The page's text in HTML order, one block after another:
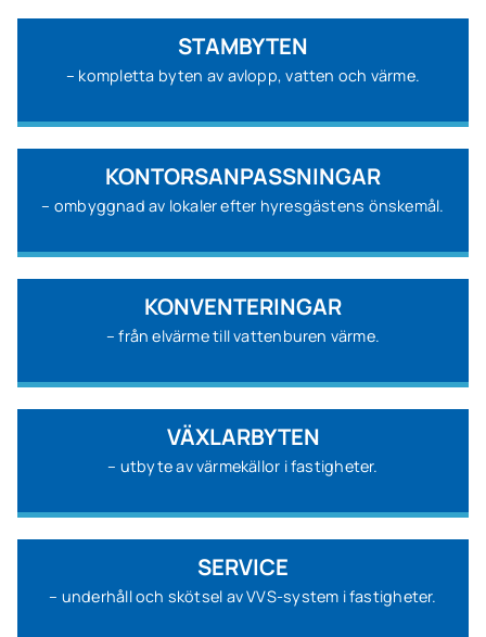
STAMBYTEN
– kompletta byten av avlopp, vatten och värme.
KONTORSANPASSNINGAR
– ombyggnad av lokaler efter hyresgästens önskemål.
KONVENTERINGAR
– från elvärme till vattenburen värme.
VÄXLARBYTEN
– utbyte av värmekällor i fastigheter.
SERVICE
– underhåll och skötsel av VVS-system i fastigheter.